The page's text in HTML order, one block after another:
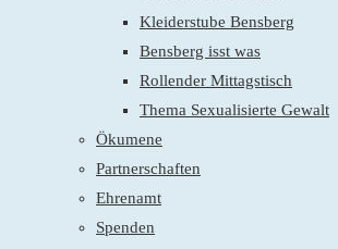
Kleiderstube Bensberg
Bensberg isst was
Rollender Mittagstisch
Thema Sexualisierte Gewalt
Ökumene
Partnerschaften
Ehrenamt
Spenden